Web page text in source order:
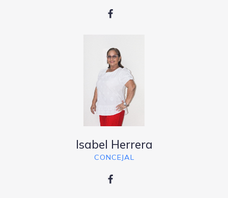
Isabel Herrera
CONCEJAL